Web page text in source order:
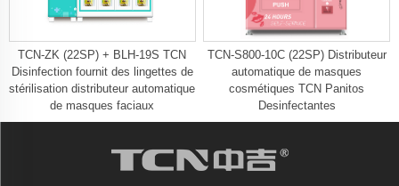
TCN-ZK (22SP) + BLH-19S TCN
Disinfection fournit des lingettes de
stérilisation distributeur automatique
de masques faciaux
TCN-S800-10C (22SP) Distributeur
automatique de masques
cosmétiques TCN Panitos
Desinfectantes